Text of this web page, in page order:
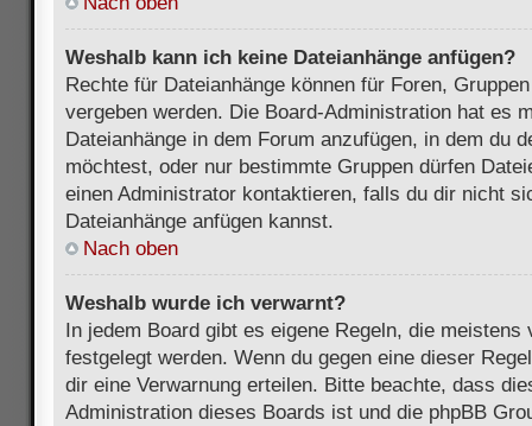
Weshalb kann ich keine Dateianhänge anfügen?
Rechte für Dateianhänge können für Foren,
vergeben werden. Die Board-Administration hat es
Dateianhänge in dem Forum anzufügen, in dem du
möchtest, oder nur bestimmte Gruppen dürfen
einen Administrator kontaktieren, falls du dir nicht
Dateianhänge anfügen kannst.
Nach oben
Weshalb wurde ich verwarnt?
In jedem Board gibt es eigene Regeln, die meistens
festgelegt werden. Wenn du gegen eine dieser
dir eine Verwarnung erteilen. Bitte beachte, dass
Administration dieses Boards ist und die phpBB